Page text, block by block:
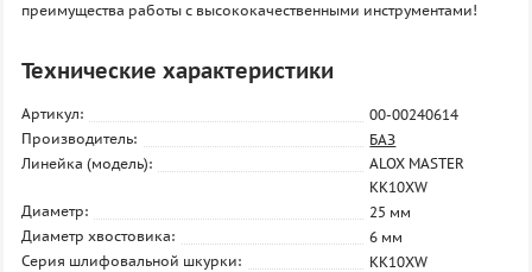
преимущества работы с высококачественными инструментами!
Технические характеристики
Артикул:
00-00240614
Производитель:
БАЗ
Линейка (модель):
ALOX MASTER
KK10XW
Диаметр:
25 мм
Диаметр хвостовика:
6 мм
Серия шлифовальной шкурки:
KK10XW